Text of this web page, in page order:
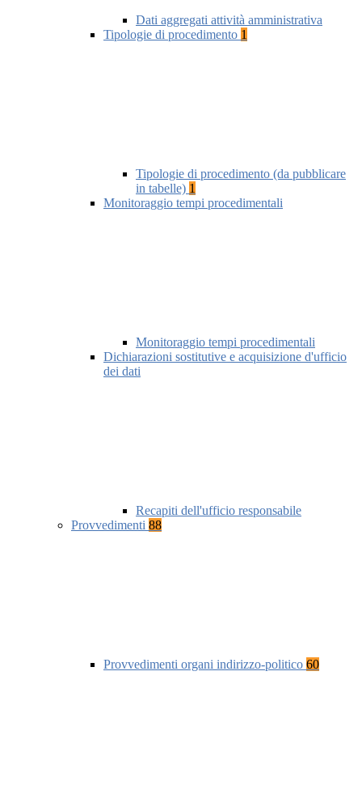
Dati aggregati attività amministrativa
Tipologie di procedimento 1
Tipologie di procedimento (da pubblicare
in tabelle) 1
Monitoraggio tempi procedimentali
Monitoraggio tempi procedimentali
Dichiarazioni sostitutive e acquisizione d'ufficio
dei dati
Recapiti dell'ufficio responsabile
Provvedimenti 88
Provvedimenti organi indirizzo-politico 60